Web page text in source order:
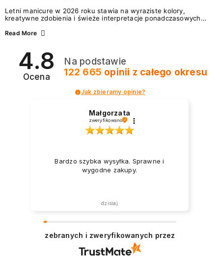
Letni manicure w 2026 roku stawia na wyraziste kolory,
kreatywne zdobienia i świeże interpretacje ponadczasowych
zarówno energetycznych odcieni inspirowanych wakacjami, jak
2026? Znajdź inspirację dla swojego manicure!
Read More
4.8
Ocena
Na podstawie
122 665 opinii z całego okresu
Jak zbieramy opinie?
Małgorzata
zweryfikowano
Bardzo szybka wysyłka. Sprawne i
wygodne zakupy.
dzisiaj
zebranych i zweryfikowanych przez